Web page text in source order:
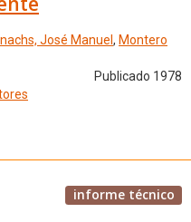
José Manuel , Montero
Publicado 1978
informe técnico